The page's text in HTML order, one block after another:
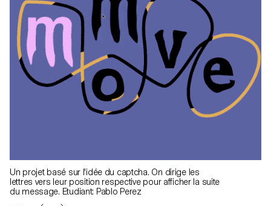
Un projet basé sur l'idée du captcha. On dirige les
lettres vers leur position respective pour afficher la suite
du message. Etudiant: Pablo Perez